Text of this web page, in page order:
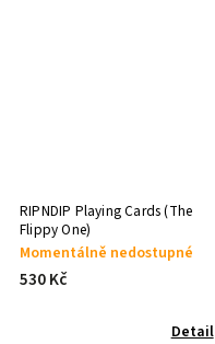
RIPNDIP Playing Cards (The
Flippy One)
Momentálně nedostupné
530 Kč
Detail